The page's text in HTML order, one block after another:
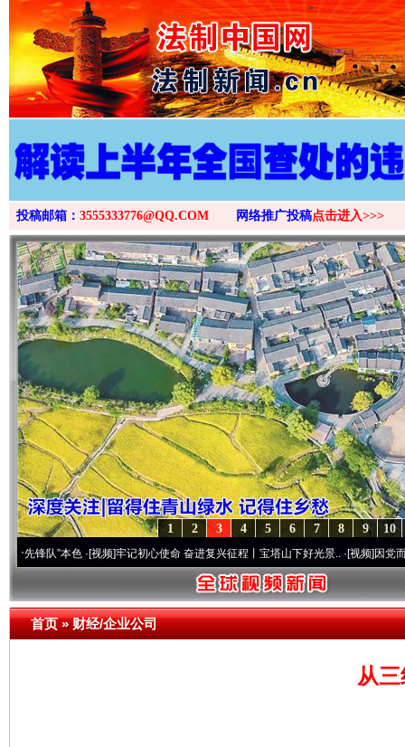
>
投稿邮箱： 3555333776@QQ.COM 网络推广投稿点击进入>>>
10
9
8
7
6
5
4
3
2
1
本色·[视频]牢记初心使命 奋进复兴征程丨宝塔山下好光景..·[视频]因党而生 为党
首页»财经/企业公司
从